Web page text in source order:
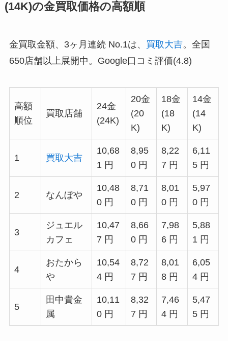
(14K)の金買取価格の高額順
金買取金額、3ヶ月連続 No.1は、 買取大吉。全国
650店舗以上展開中。Google口コミ評価(4.8)
高額
順位
買取店舗
24金
(24K)
20金
(20
K)
18金
(18
K)
14金
(14
K)
1 買取大吉
10,68
1 円
8,95
0 円
8,22
7 円
6,11
5 円
2 なんぼや
10,48
0 円
8,71
0 円
8,01
0 円
5,97
0 円
3
ジュエル
カフェ
10,47
7 円
8,66
0 円
7,98
6 円
5,88
1 円
4
おたから
や
10,54
4 円
8,72
7 円
8,01
8 円
6,05
4 円
5
田中貴金
属
10,11
0 円
8,32
7 円
7,46
4 円
5,47
5 円